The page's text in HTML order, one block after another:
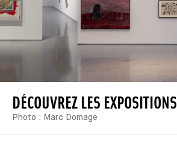
DÉCOUVREZ LES EXPOSITIONS
Photo : Marc Domage